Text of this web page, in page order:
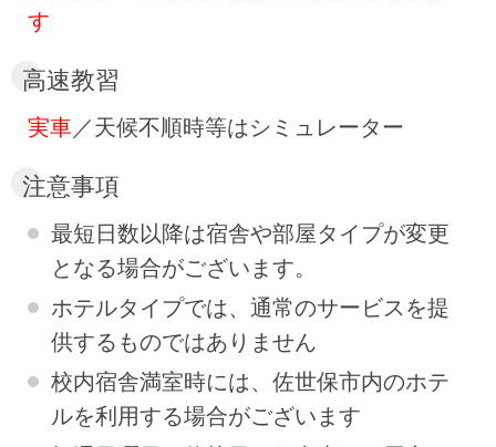
す
高速教習
実車／天候不順時等はシミュレーター
注意事項
最短日数以降は宿舎や部屋タイプが変更
となる場合がございます。
ホテルタイプでは、通常のサービスを提
供するものではありません
校内宿舎満室時には、佐世保市内のホテ
ルを利用する場合がございます